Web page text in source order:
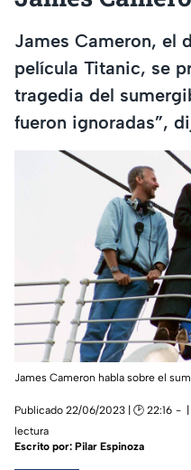
James Cameron, el
película Titanic, se
tragedia del
fueron ignoradas”,
James Cameron habla sobre el
Publicado 22/06/2023 | 🕑 22:16
lectura
Escrito por: Pilar Espinoza